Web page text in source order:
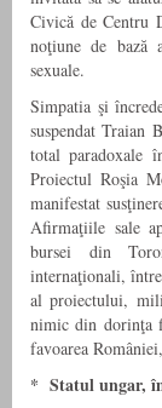
Civică de Centru
noţiune de bază
sexuale.
Simpatia şi
suspendat Traian
total paradoxale
Proiectul Roşia
manifestat
Afirmaţiile sale
bursei din
internaţionali,
al proiectului,
nimic din dorinţa
favoarea
* Statul ungar,